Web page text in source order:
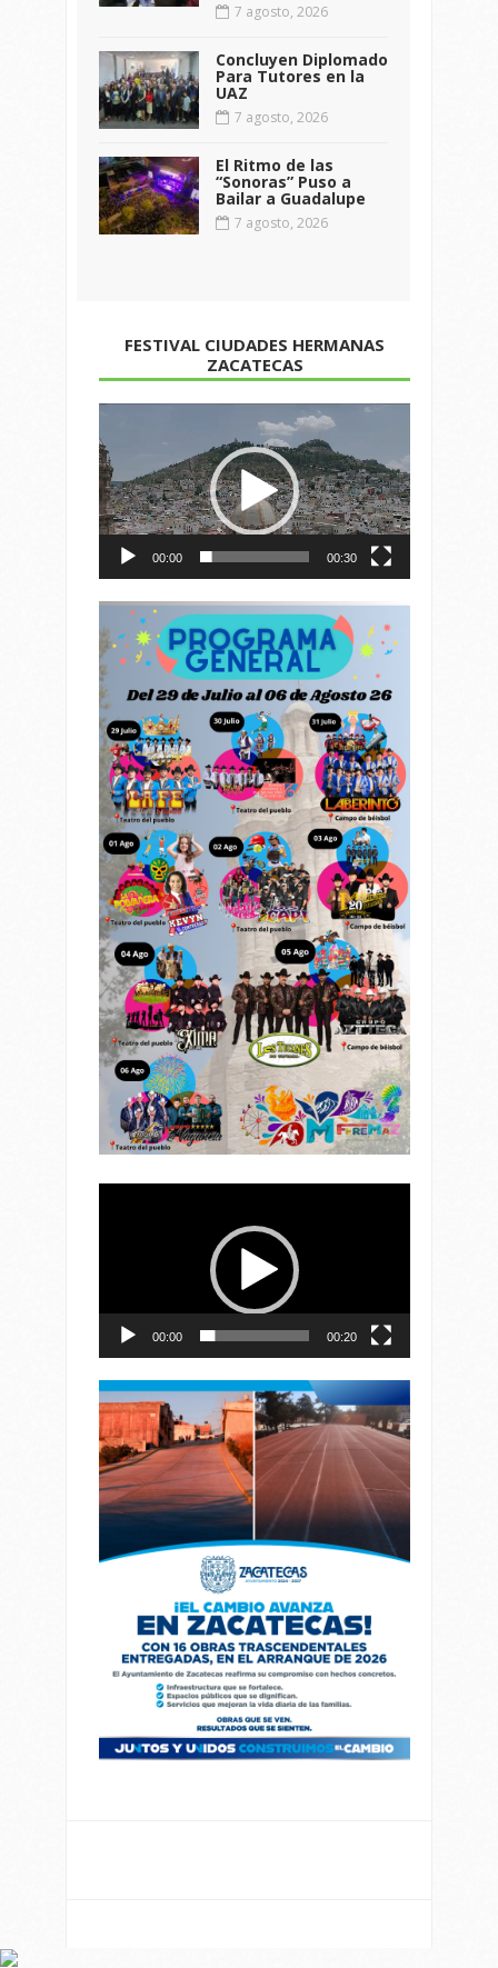
7 agosto, 2026
Concluyen Diplomado
Para Tutores en la
UAZ
7 agosto, 2026
El Ritmo de las
“Sonoras” Puso a
Bailar a Guadalupe
7 agosto, 2026
FESTIVAL CIUDADES HERMANAS
ZACATECAS
de
vídeo
00:00 00:30
00:00 00:20